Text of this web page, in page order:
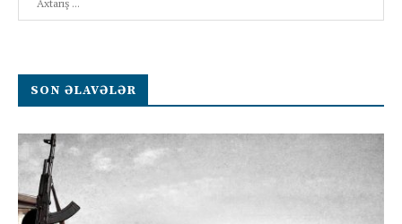
SON ƏLAVƏLƏR